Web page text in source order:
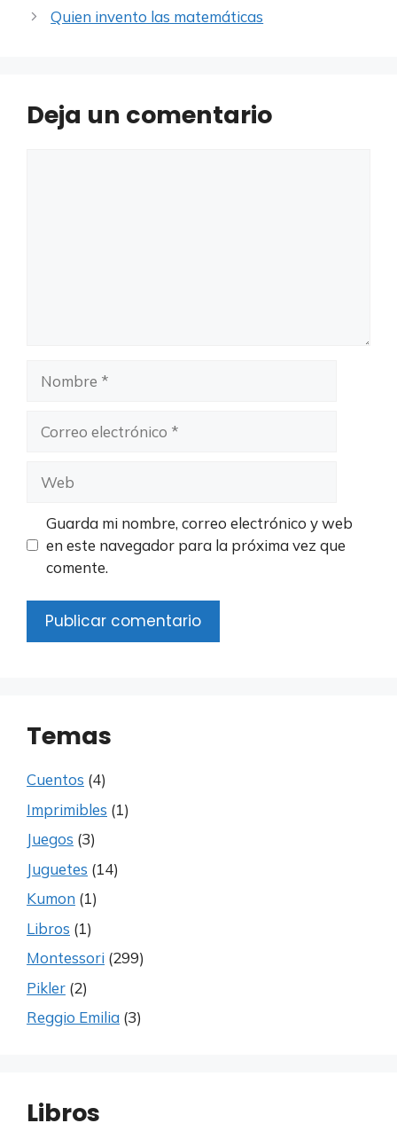
Quien invento las matemáticas
Deja un comentario
electrónico
Guarda mi nombre, correo electrónico y web
en este navegador para la próxima vez que
comente.
Temas
Cuentos (4)
Imprimibles (1)
Juegos (3)
Juguetes (14)
Kumon (1)
Libros (1)
Montessori (299)
Pikler (2)
Reggio Emilia (3)
Libros